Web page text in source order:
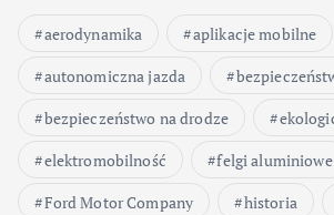
aerodynamika
aplikacje mobilne
autonomiczna jazda
bezpieczeństwo na drodze
elektromobilność
felgi aluminiowe
Ford Motor Company
historia